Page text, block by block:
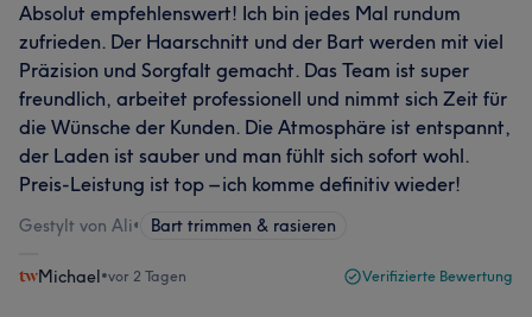
Absolut empfehlenswert! Ich bin jedes Mal rundum
zufrieden. Der Haarschnitt und der Bart werden mit viel
Präzision und Sorgfalt gemacht. Das Team ist super
freundlich, arbeitet professionell und nimmt sich Zeit für
die Wünsche der Kunden. Die Atmosphäre ist entspannt,
der Laden ist sauber und man fühlt sich sofort wohl.
Preis-Leistung ist top – ich komme definitiv wieder!
Gestylt von Ali• Bart trimmen & rasieren
Michael•vor 2 Tagen Verifizierte Bewertung